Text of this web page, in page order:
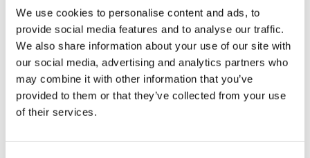
We use cookies to personalise content and ads, to
provide social media features and to analyse our traffic.
We also share information about your use of our site with
our social media, advertising and analytics partners who
may combine it with other information that you’ve
provided to them or that they’ve collected from your use
of their services.
Luftpolstertaschen
Versandtaschen karton
Lieferscheintaschen